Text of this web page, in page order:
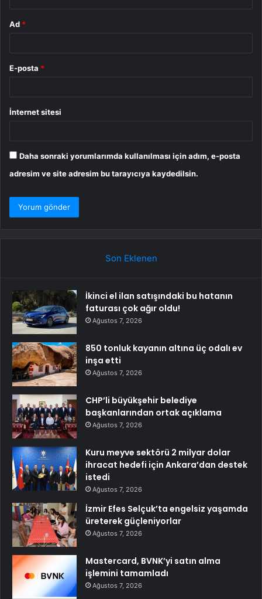
Ad *
E-posta *
İnternet sitesi
Daha sonraki yorumlarımda kullanılması için adım, e-posta
adresim ve site adresim bu tarayıcıya kaydedilsin.
Son Eklenen
İkinci el ilan satışındaki bu hatanın
faturası çok ağır oldu!
Ağustos 7, 2026
850 tonluk kayanın altına üç odalı ev
inşa etti
Ağustos 7, 2026
CHP’li büyükşehir belediye
başkanlarından ortak açıklama
Ağustos 7, 2026
Kuru meyve sektörü 2 milyar dolar
ihracat hedefi için Ankara’dan destek
istedi
Ağustos 7, 2026
İzmir Efes Selçuk’ta engelsiz yaşamda
üreterek güçleniyorlar
Ağustos 7, 2026
Mastercard, BVNK’yi satın alma
işlemini tamamladı
Ağustos 7, 2026